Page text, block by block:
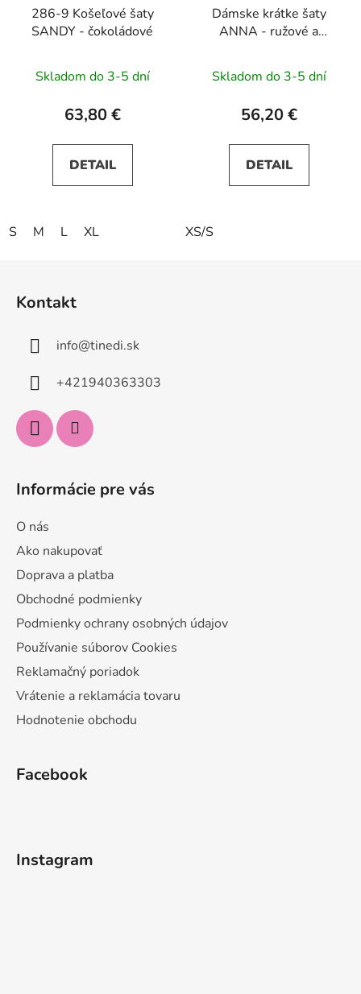
286-9 Košeľové šaty
SANDY - čokoládové
Skladom do 3-5 dní
63,80 €
DETAIL
S M L XL
Dámske krátke šaty
ANNA - ružové a
Skladom do 3-5 dní
56,20 €
DETAIL
XS/S
Kontakt
info@tinedi.sk
+421940363303
Informácie pre vás
O nás
Ako nakupovať
Doprava a platba
Obchodné podmienky
Podmienky ochrany osobných údajov
Používanie súborov Cookies
Reklamačný poriadok
Vrátenie a reklamácia tovaru
Hodnotenie obchodu
Facebook
Instagram